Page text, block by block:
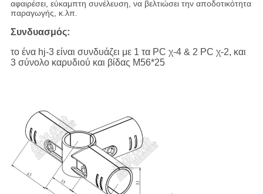
αφαιρέσει, εύκαμπτη συνέλευση, να βελτιώσει την αποδοτικότητα
παραγωγής, κ.λπ.
Συνδυασμός:
το ένα hj-3 είναι συνδυάζει με 1 τα PC χ-4 & 2 PC χ-2, και
3 σύνολο καρυδιού και βίδας M56*25